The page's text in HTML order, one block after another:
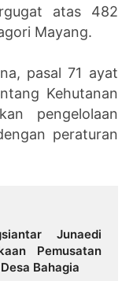
atas 482
Mayang.
pasal 71 ayat
Kehutanan
pengelolaan
peraturan
Junaedi
Pemusatan
Bahagia